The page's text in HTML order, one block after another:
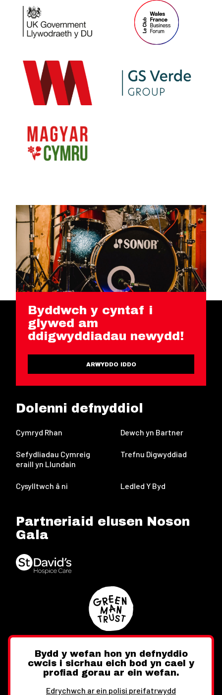
Byddwch y cyntaf i
glywed am
ddigwyddiadau newydd!
ARWYDDO IDDO
Dolenni defnyddiol
Cymryd Rhan Dewch yn Bartner
Sefydliadau Cymreig
eraill yn Llundain
Trefnu Digwyddiad
Cysylltwch â ni Ledled Y Byd
Partneriaid elusen Noson
Gala
Twitter FacebookInstagram
Bydd y wefan hon yn defnyddio
cwcis i sicrhau eich bod yn cael y
profiad gorau ar ein wefan.
Edrychwch ar ein polisi preifatrwydd